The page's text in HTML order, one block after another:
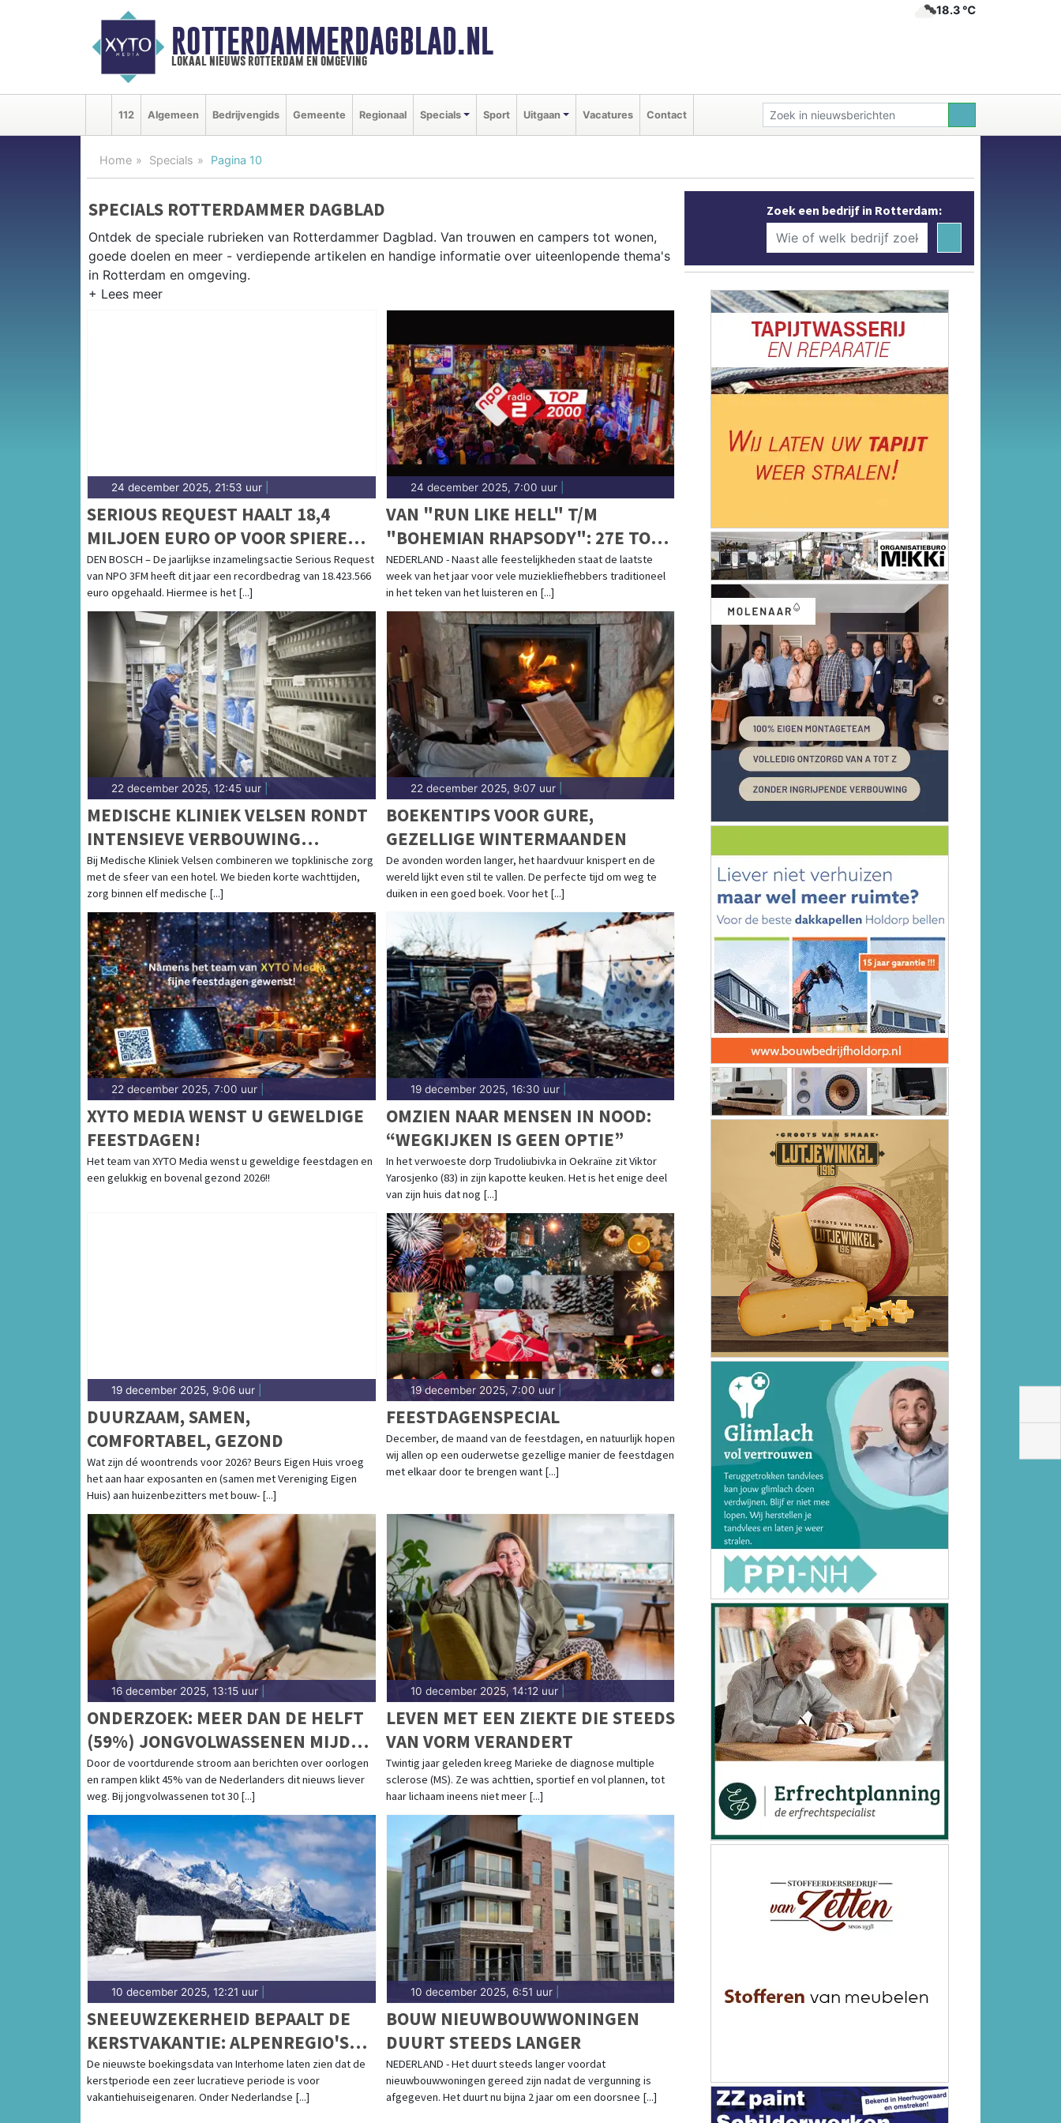
ROTTERDAMMERDAGBLAD.NL
lokaal nieuws rotterdam en omgeving
18.3 ℃
112 Algemeen Bedrijvengids Gemeente Regionaal Specials Sport Uitgaan Vacatures Contact
Home Specials Pagina 10
SPECIALS ROTTERDAMMER DAGBLAD
Ontdek de speciale rubrieken van Rotterdammer Dagblad. Van trouwen en campers tot wonen,
goede doelen en meer - verdiepende artikelen en handige informatie over uiteenlopende thema's
in Rotterdam en omgeving.
24 december 2025, 21:53 uur
SERIOUS REQUEST HAALT 18,4
MILJOEN EURO OP VOOR SPIEREN
VOOR SPIEREN
DEN BOSCH – De jaarlijkse inzamelingsactie Serious Request
van NPO 3FM heeft dit jaar een recordbedrag van 18.423.566
euro opgehaald. Hiermee is het [...]
24 december 2025, 7:00 uur|
VAN "RUN LIKE HELL" T/M
"BOHEMIAN RHAPSODY": 27E TOP
2000 VANNACHT VAN START
NEDERLAND - Naast alle feestelijkheden staat de laatste
week van het jaar voor vele muziekliefhebbers traditioneel
in het teken van het luisteren en [...]
22 december 2025, 12:45 uur
MEDISCHE KLINIEK VELSEN RONDT
INTENSIEVE VERBOUWING
HOOFDGEBOUW AF
Bij Medische Kliniek Velsen combineren we topklinische zorg
met de sfeer van een hotel. We bieden korte wachttijden,
zorg binnen elf medische [...]
22 december 2025, 9:07 uur|
BOEKENTIPS VOOR GURE,
GEZELLIGE WINTERMAANDEN
De avonden worden langer, het haardvuur knispert en de
wereld lijkt even stil te vallen. De perfecte tijd om weg te
duiken in een goed boek. Voor het [...]
22 december 2025, 7:00 uur
XYTO MEDIA WENST U GEWELDIGE
FEESTDAGEN!
Het team van XYTO Media wenst u geweldige feestdagen en
een gelukkig en bovenal gezond 2026!!
19 december 2025, 16:30 uur|
OMZIEN NAAR MENSEN IN NOOD:
“WEGKIJKEN IS GEEN OPTIE”
In het verwoeste dorp Trudoliubivka in Oekraïne zit Viktor
Yarosjenko (83) in zijn kapotte keuken. Het is het enige deel
van zijn huis dat nog [...]
19 december 2025, 9:06 uur
DUURZAAM, SAMEN,
COMFORTABEL, GEZOND
Wat zijn dé woontrends voor 2026? Beurs Eigen Huis vroeg
het aan haar exposanten en (samen met Vereniging Eigen
Huis) aan huizenbezitters met bouw- [...]
19 december 2025, 7:00 uur|
FEESTDAGENSPECIAL
December, de maand van de feestdagen, en natuurlijk hopen
wij allen op een ouderwetse gezellige manier de feestdagen
met elkaar door te brengen want [...]
16 december 2025, 13:15 uur
ONDERZOEK: MEER DAN DE HELFT
(59%) JONGVOLWASSENEN MIJDT
HET LIEFST OORLOGSNIEUWS
Door de voortdurende stroom aan berichten over oorlogen
en rampen klikt 45% van de Nederlanders dit nieuws liever
weg. Bij jongvolwassenen tot 30 [...]
10 december 2025, 14:12 uur|
LEVEN MET EEN ZIEKTE DIE STEEDS
VAN VORM VERANDERT
Twintig jaar geleden kreeg Marieke de diagnose multiple
sclerose (MS). Ze was achttien, sportief en vol plannen, tot
haar lichaam ineens niet meer [...]
10 december 2025, 12:21 uur
SNEEUWZEKERHEID BEPAALT DE
KERSTVAKANTIE: ALPENREGIO'S
BLIJVEN TOPBESTEMMINGEN
De nieuwste boekingsdata van Interhome laten zien dat de
kerstperiode een zeer lucratieve periode is voor
vakantiehuiseigenaren. Onder Nederlandse [...]
10 december 2025, 6:51 uur|
BOUW NIEUWBOUWWONINGEN
DUURT STEEDS LANGER
NEDERLAND - Het duurt steeds langer voordat
nieuwbouwwoningen gereed zijn nadat de vergunning is
afgegeven. Het duurt nu bijna 2 jaar om een doorsnee [...]
Zoek een bedrijf in Rotterdam: